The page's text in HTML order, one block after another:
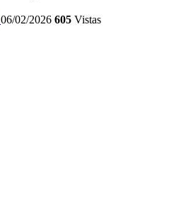
06/02/2026 605 Vistas